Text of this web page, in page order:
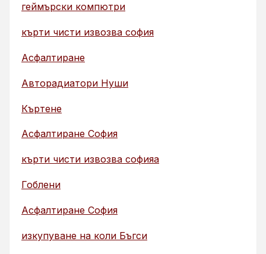
геймърски компютри
кърти чисти извозва софия
Асфалтиране
Авторадиатори Нуши
Къртене
Асфалтиране София
кърти чисти извозва софияа
Гоблени
Асфалтиране София
изкупуване на коли Бъгси